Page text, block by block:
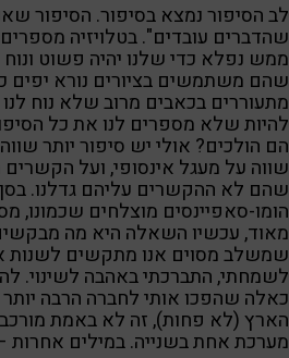
לב הסיפור נמצא בסיפור. הסיפור
שהדברים עובדים". בטלויזיה
ממש נפלא כדי שלנו יהיה פשוט ונוח
שהם משתמשים בציורים נורא יפים
מתעוררים בכאבים מרוב שלא נוח
להיות שלא מספרים לנו את כל
הם הולכים? אולי יש סיפור יותר
שווה על מעגל אינסופי, ועל
שהם לא ההקשרים עליהם גדלנו.
הומו-סאפיינסים מוצלחים שכמונו,
מאוד, עכשיו השאלה היא מה
שמשלב מסוים אנו מתקשים לשנות
לשמחתי, התברכתי באהבה לשינוי.
כאלה שהפכו אותי לחברה הרבה
הארץ (לא פחות), זה לא באמת
מערכת אחת בשנייה. במילים אחרות